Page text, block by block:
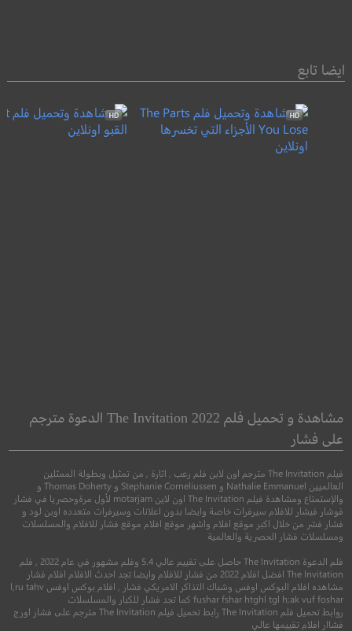
ايضا تابع
الأجزاء التي تخسرها
5.3
6.4
مشاهدة و تحميل فلم The Invitation 2022 الدعوة مترجم
على فشار
فيلم The Invitation مترجم اون لاين فلم رعب , اثارة , من تمثيل وبطولة الممثلين
العالميين Nathalie Emmanuel و Stephanie Corneliussen و Thomas Doherty و
والإستمتاع ومشاهدة فيلم The Invitation اون لاين motarjam لأول مرةوحصريا في فشار
فوشار فيشار للافلام سيرفرات خاصة وايضا بدون اعلانات وسيرفرات متعدده اوبن لود و
فشار فشر من خلال اكبر موقع افلام واشهر موقع افلام موقع فشار للافلام والمسلسلات
ومسلسلات فشار الحصرية والعالمية
فلم الدعوة The Invitation حاصل على تقييم عالي 5.4 وفلم مشهور في عام 2022 , فلم
The Invitation افضل افلام 2022 من فشار للافلام وايضا تجد احدث الافلام افلام فشار
مشاهده افلام البوكس اوفس وشباك التذاكر الامريكي فشار , افلام بوكس اوفس l,ru tahv
fushar fshar htghl tgl h;ak vuf foshar كما تجد فشار للكبار والمسلسلات
روابط تحميل فلم The Invitation رابط تحميل فيلم The Invitation مترجم على فشار اورج
فشاار افلام تقييمها عالي